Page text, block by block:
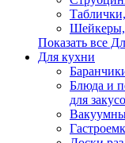
Шейкеры,
Показать все
Для кухни
Блюда и
для